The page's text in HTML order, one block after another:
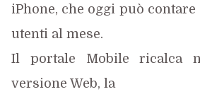
iPhone, che oggi può
utenti al mese.
Il portale Mobile ricalca
versione Web, la